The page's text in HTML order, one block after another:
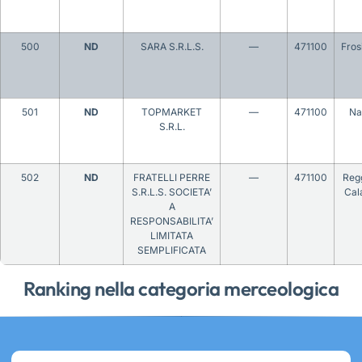
Ranking nella categoria merceologica
500 ND SARA S.R.L.S. — 471100
501 ND
TOPMARKET
S.R.L.
— 471100
502 ND
FRATELLI PERRE
S.R.L.S. SOCIETA’
A
RESPONSABILITA’
LIMITATA
SEMPLIFICATA
— 471100